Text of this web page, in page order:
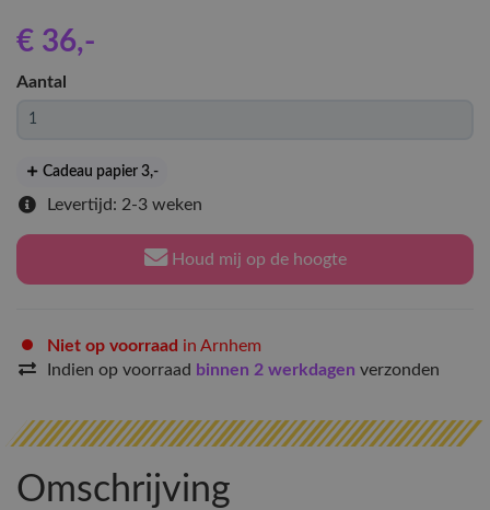
€ 36,-
Aantal
Cadeau papier 3,-
Levertijd: 2-3 weken
Houd mij op de hoogte
Niet op voorraad in Arnhem
Indien op voorraad binnen 2 werkdagen verzonden
Omschrijving